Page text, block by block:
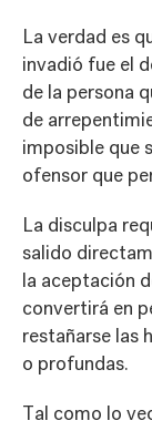
La verdad es
invadió fue el
de la persona
de
imposible que
ofensor que
La disculpa
salido
la aceptación
convertirá en
restañarse las
o profundas.
Tal como lo